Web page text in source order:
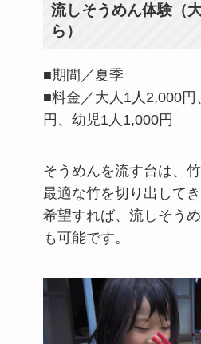
流しそうめん体験（
ら）
■期間／夏季
■料金／大人1人2,000
円、幼児1人1,000円
そうめんを流す台は、
最適な竹を切り出してき
希望すれば、流しそう
も可能です。